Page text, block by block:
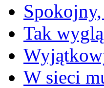
Tak
W sieci